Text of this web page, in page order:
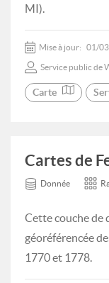
MI).
Mise à jour: 01/
Service public de
Carte
Cartes de
Donnée
Cette couche de
géoréférencée
1770 et 1778.